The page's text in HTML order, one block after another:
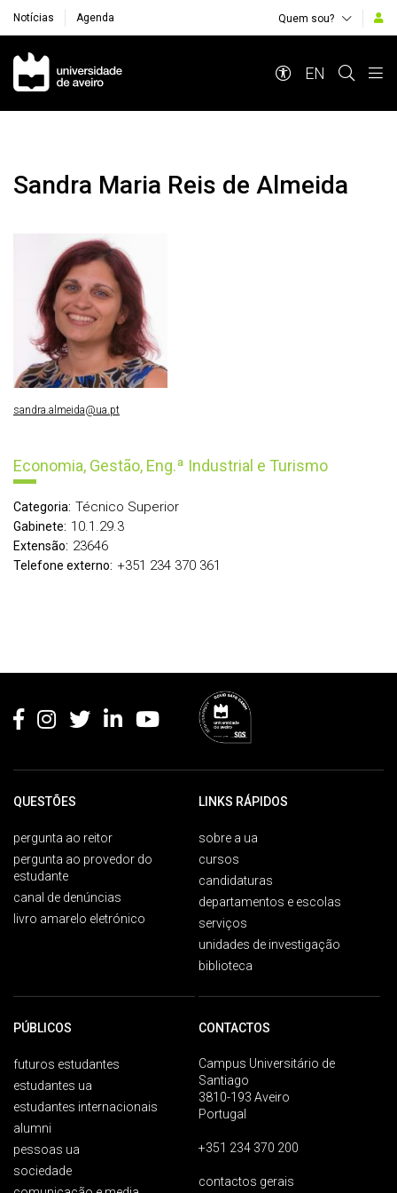
Notícias Agenda Quem sou?
Navegação Principal
EN
Sandra Maria Reis de Almeida
Economia, Gestão, Eng.ª Industrial e Turismo
Categoria: Técnico Superior
Gabinete: 10.1.29.3
Extensão: 23646
Telefone externo: +351 234 370 361
sandra.almeida@ua.pt
QUESTÕES
pergunta ao reitor
pergunta ao provedor do
estudante
canal de denúncias
livro amarelo eletrónico
LINKS RÁPIDOS
sobre a ua
cursos
candidaturas
departamentos e escolas
serviços
unidades de investigação
biblioteca
PÚBLICOS
futuros estudantes
estudantes ua
estudantes internacionais
alumni
pessoas ua
sociedade
CONTACTOS
Campus Universitário de
Santiago
3810-193 Aveiro
Portugal
+351 234 370 200
contactos gerais